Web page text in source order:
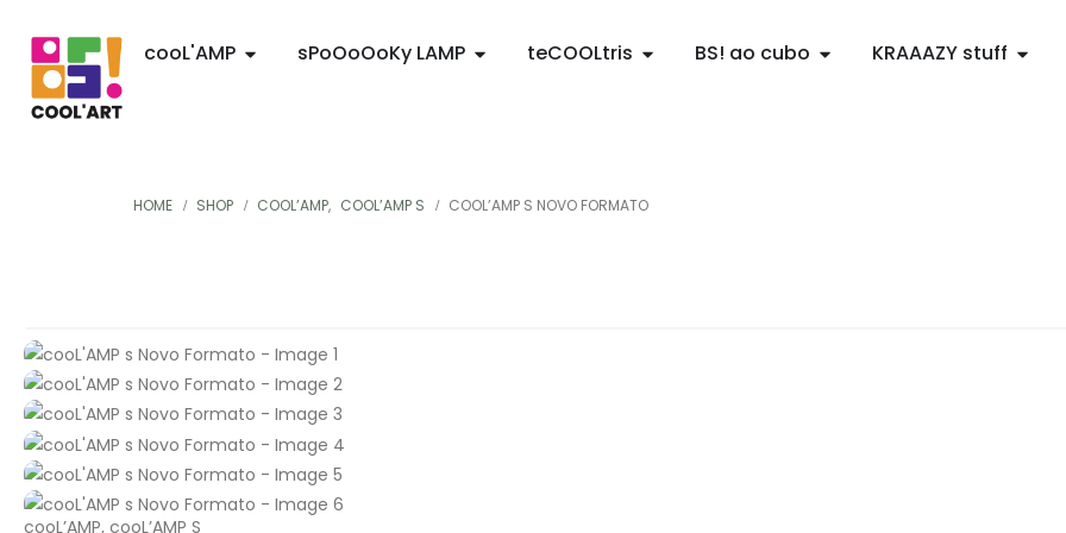
cooL'AMP sPoOoOoKy LAMP teCOOLtris BS! ao cubo KRAAAZY stuff
HOME SHOP COOL’AMP, COOL’AMP S COOL’AMP S NOVO FORMATO
cooL’AMP, cooL’AMP S